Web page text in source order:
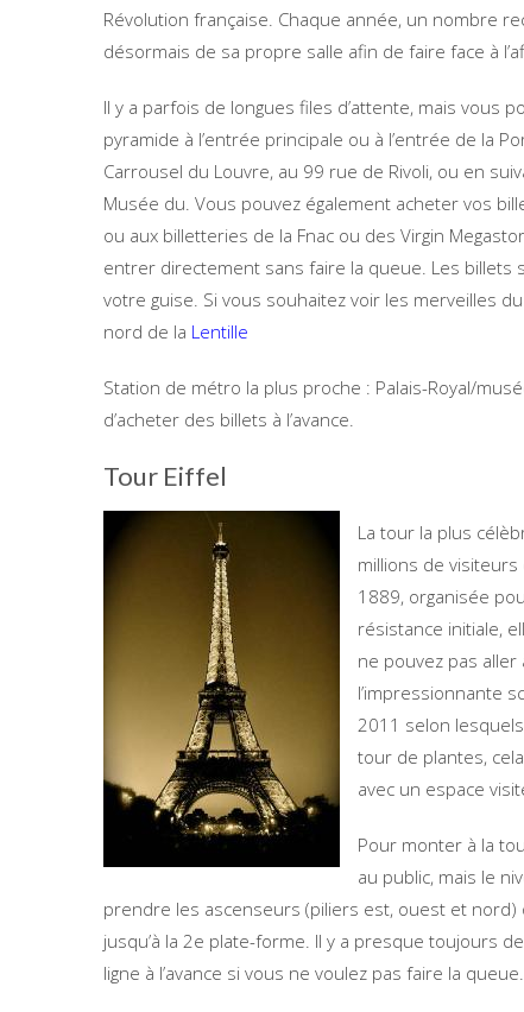
Révolution française. Chaque année, un nombre
désormais de sa propre salle afin de faire face à
Il y a parfois de longues files d’attente, mais vous
pyramide à l’entrée principale ou à l’entrée de la
Carrousel du Louvre, au 99 rue de Rivoli, ou en
Musée du. Vous pouvez également acheter vos
ou aux billetteries de la Fnac ou des Virgin
entrer directement sans faire la queue. Les billets
votre guise. Si vous souhaitez voir les merveilles
nord de la Lentille
Station de métro la plus proche : Palais-Royal/
d’acheter des billets à l’avance.
Tour Eiffel
La tour la plus
millions de
1889, organisée
résistance initiale,
ne pouvez pas
l’impressionnante
2011 selon
tour de plantes,
avec un espace
Pour monter à la
au public, mais le
prendre les ascenseurs (piliers est, ouest et
jusqu’à la 2e plate-forme. Il y a presque toujours
ligne à l’avance si vous ne voulez pas faire la queue.